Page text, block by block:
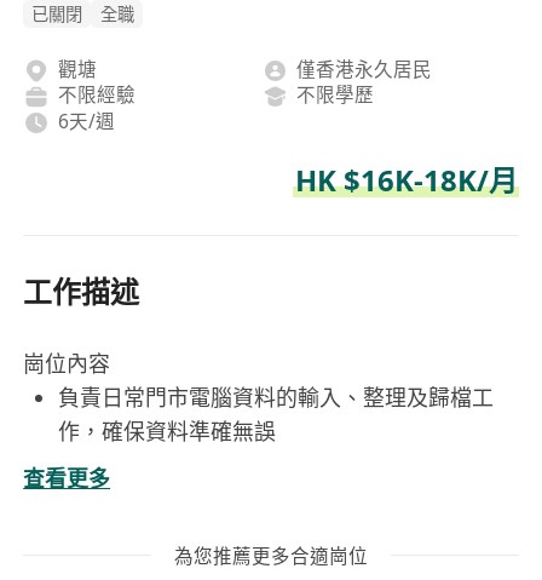
已關閉 全職
觀塘
僅香港永久居民
不限經驗
不限學歷
6天/週
HK $16K-18K/月
工作描述
崗位內容
負責日常門市電腦資料的輸入、整理及歸檔工
作，確保資料準確無誤
根據提供的銷售單據，將文字、數字等資訊正確
輸入至公司系統
查看更多
為您推薦更多合適崗位